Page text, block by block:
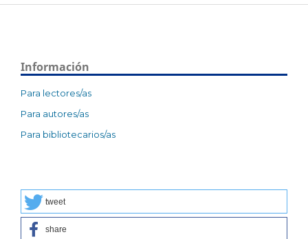
Información
Para lectores/as
Para autores/as
Para bibliotecarios/as
tweet
share